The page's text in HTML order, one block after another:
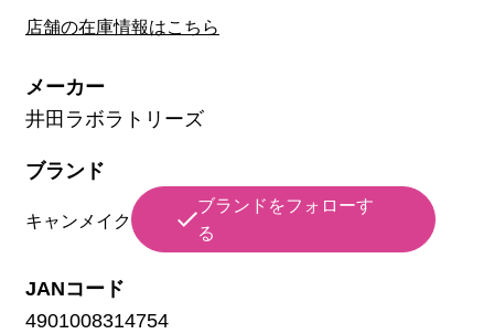
店舗の在庫情報はこちら
メーカー
井田ラボラトリーズ
ブランド
キャンメイク
ブランドをフォローす
る
JANコード
4901008314754